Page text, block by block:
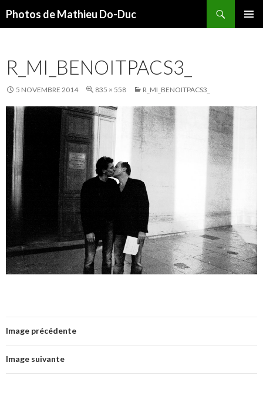
Photos de Mathieu Do-Duc
R_MI_BENOITPACS3_
5 NOVEMBRE 2014 835 × 558 R_MI_BENOITPACS3_
Image précédente
Image suivante